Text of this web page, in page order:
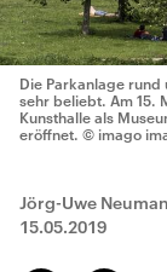
Die Parkanlage rund
sehr beliebt. Am 15.
Kunsthalle als
eröffnet. © imago
Jörg-Uwe
15.05.2019